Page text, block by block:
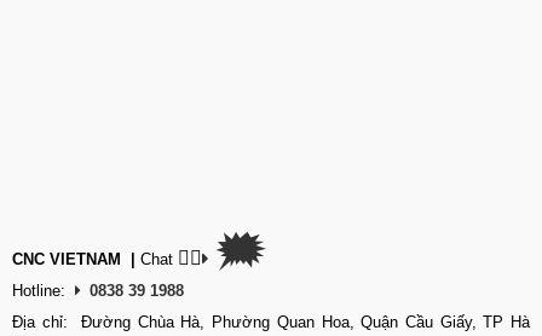
CNC VIETNAM Chat 👉🏽 🗯
Hotline:
0838 39 1988
Địa chỉ: Đường Chùa Hà, Phường Quan Hoa, Quận Cầu Giấy, TP Hà